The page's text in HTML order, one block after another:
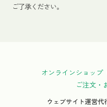
ご了承ください。
オンラインショップ
ご注文・
ウェブサイト運営代